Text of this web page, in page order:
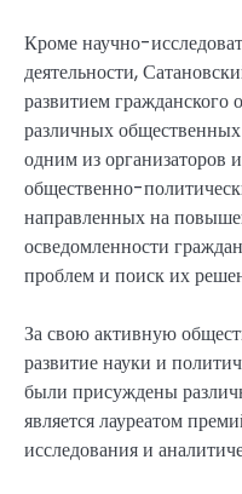
Кроме научно-
деятельности,
развитием гражданского
различных
одним из организаторов
общественно-
направленных на
осведомленности
проблем и поиск их
За свою активную
развитие науки и
были присуждены
является лауреатом
исследования и